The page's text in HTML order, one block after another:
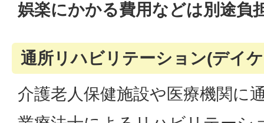
娯楽にかかる費用などは別途負
通所リハビリテーション(デイ
介護老人保健施設や医療機関に